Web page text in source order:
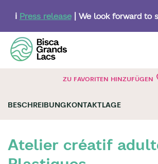
content
ℹ️ Press release| We look forward to
ZU FAVORITEN HINZUFÜGEN
BESCHREIBUNGKONTAKTLAGE
Atelier créatif